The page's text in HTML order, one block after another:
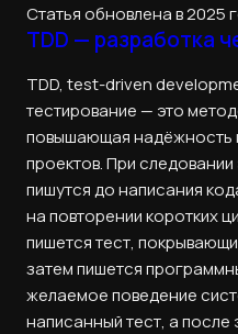
Статья обновлена в 2025
TDD — разработка
TDD, test-driven
тестирование — это
повышающая надёжность
проектов. При
пишутся до написания
на повторении коротких
пишется тест,
затем пишется
желаемое поведение
написанный тест, а после